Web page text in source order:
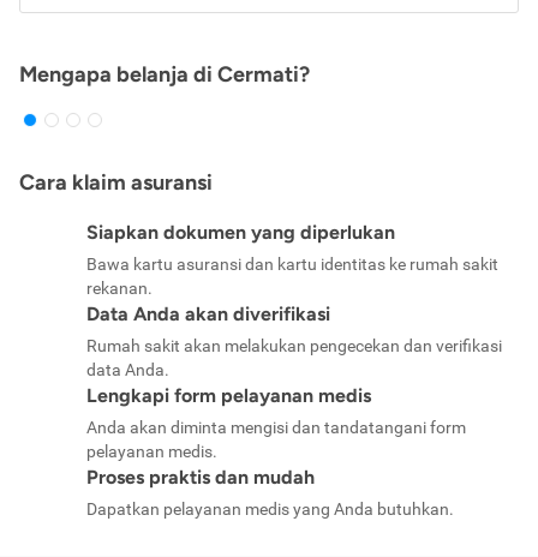
Mengapa belanja di Cermati?
Cara klaim asuransi
Siapkan dokumen yang diperlukan
Bawa kartu asuransi dan kartu identitas ke rumah sakit
rekanan.
Data Anda akan diverifikasi
Rumah sakit akan melakukan pengecekan dan verifikasi
data Anda.
Lengkapi form pelayanan medis
Anda akan diminta mengisi dan tandatangani form
pelayanan medis.
Proses praktis dan mudah
Dapatkan pelayanan medis yang Anda butuhkan.